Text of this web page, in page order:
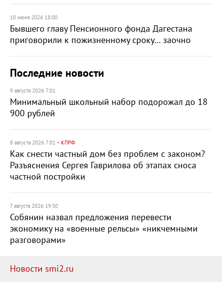
10 июня 2026 18:00
Бывшего главу Пенсионного фонда Дагестана
приговорили к пожизненному сроку… заочно
Последние новости
9 августа 2026 7:01
Минимальный школьный набор подорожал до 18
900 рублей
8 августа 2026 7:01 – КПРФ
Как снести частный дом без проблем с законом?
Разъяснения Сергея Гаврилова об этапах сноса
частной постройки
7 августа 2026 19:30
Собянин назвал предложения перевести
экономику на «военные рельсы» «никчемными
разговорами»
Новости smi2.ru